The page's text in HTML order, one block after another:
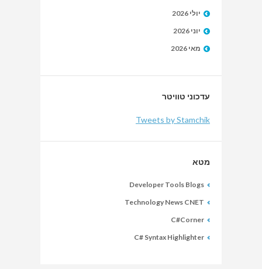
יולי 2026
יוני 2026
מאי 2026
עדכוני טוויטר
Tweets by Stamchik
מטא
Developer Tools Blogs
Technology News CNET
C#Corner
C# Syntax Highlighter